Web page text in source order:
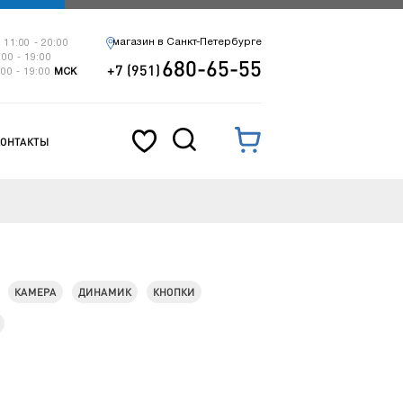
11:00 - 20:00
- 19:00
- 19:00
МСК
магазин в Санкт-Петербурге
+7 (951)680-65-55
КАМЕРА ДИНАМИК КНОПКИ